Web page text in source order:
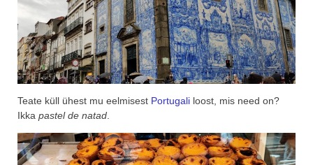
Teate küll ühest mu eelmisest Portugali loost, mis need on?
Ikka pastel de natad